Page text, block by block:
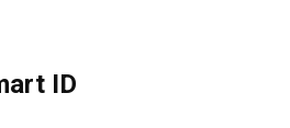
ID